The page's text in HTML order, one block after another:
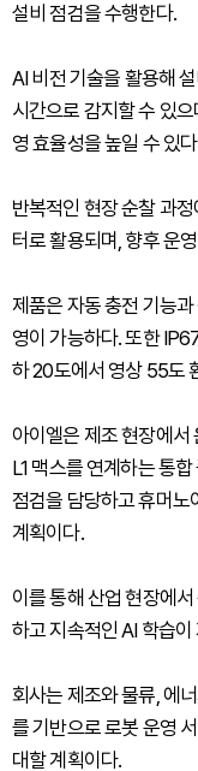
설비 점검을 수행한다.
AI 비전 기술을 활용해
시간으로 감지할 수 있
영 효율성을 높일 수 있
반복적인 현장 순찰 과
터로 활용되며, 향후 운
제품은 자동 충전 기능
영이 가능하다. 또한
하 20도에서 영상 55도
아이엘은 제조 현장에서
L1 맥스를 연계하는 통
점검을 담당하고 휴머노
계획이다.
이를 통해 산업 현장에
하고 지속적인 AI 학습
회사는 제조와 물류, 에
를 기반으로 로봇 운영
대할 계획이다.